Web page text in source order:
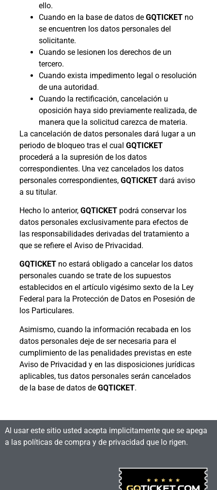
ello.
Cuando en la base de datos de GQTICKET no
se encuentren los datos personales del
solicitante.
Cuando se lesionen los derechos de un
tercero.
Cuando exista impedimento legal o resolución
de una autoridad.
Cuando la rectificación, cancelación u
oposición haya sido previamente realizada, de
manera que la solicitud carezca de materia.
La cancelación de datos personales dará lugar a un
periodo de bloqueo tras el cual GQTICKET
procederá a la supresión de los datos
correspondientes. Una vez cancelados los datos
personales correspondientes, GQTICKET dará aviso
a su titular.
Hecho lo anterior, GQTICKET podrá conservar los
datos personales exclusivamente para efectos de
las responsabilidades derivadas del tratamiento a
que se refiere el Aviso de Privacidad.
GQTICKET no estará obligado a cancelar los datos
personales cuando se trate de los supuestos
establecidos en el artículo vigésimo sexto de la Ley
Federal para la Protección de Datos en Posesión de
los Particulares.
Asimismo, cuando la información recabada en los
datos personales deje de ser necesaria para el
cumplimiento de las penalidades previstas en este
Aviso de Privacidad y en las disposiciones jurídicas
aplicables, tus datos personales serán cancelados
de la base de datos de GQTICKET.
Al usar este sitio usted acepta implicitamente que se apega
a las políticas de compra y de privacidad que lo rigen.